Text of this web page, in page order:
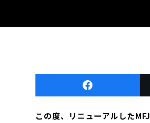
この度、リニューアルした